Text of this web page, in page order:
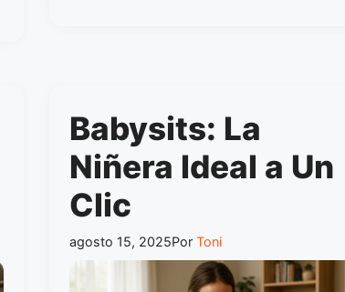
Babysits: La
Niñera Ideal a Un
Clic
agosto 15, 2025PorToni